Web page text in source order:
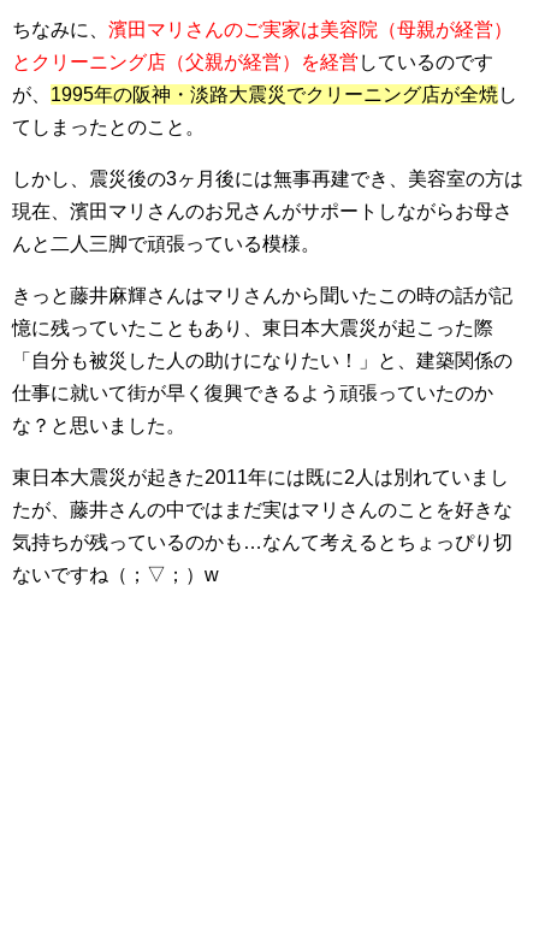
ちなみに、 濱田マリさんのご実家は美容院（母親が経営）
とクリーニング店（父親が経営）を経営 しているのです
が、 1995年の阪神・淡路大震災でクリーニング店が全焼し
てしまったとのこと。
しかし、 震災後の3ヶ月後には無事再建でき、美容室の方は
現在、濱田マリさんのお兄さんがサポートしながらお母さ
んと二人三脚で頑張っている模様。
きっと藤井麻輝さんはマリさんから聞いたこの時の話が記
憶に残っていたこともあり、 東日本大震災が起こった際
「自分も被災した人の助けになりたい！」と、建築関係の
仕事に就いて街が早く復興できるよう頑張っていたのか
な？と思いました。
東日本大震災が起きた2011年には既に2人は別れていまし
たが、藤井さんの中ではまだ実はマリさんのことを好きな
気持ちが残っているのかも…なんて考えるとちょっぴり切
ないですね（；▽；）w